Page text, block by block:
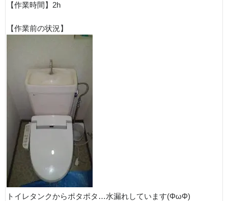
【作業時間】2h
【作業前の状況】
トイレタンクからポタポタ…水漏れしています(ΦωΦ)